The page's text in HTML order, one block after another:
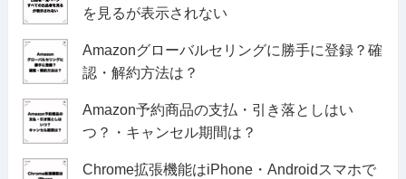
を見るが表示されない
Amazonグローバルセリングに勝手に登録？確
認・解約方法は？
Amazon予約商品の支払・引き落としはい
つ？・キャンセル期間は？
Chrome拡張機能はiPhone・Androidスマホで